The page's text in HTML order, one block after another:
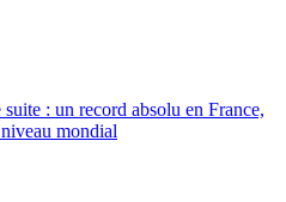
: un record absolu en France,
mondial